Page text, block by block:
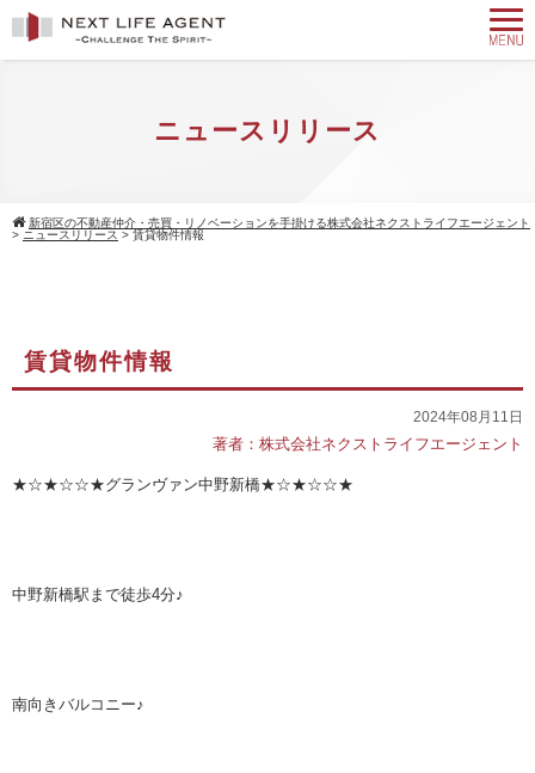
ニュースリリース
新宿区の不動産仲介・売買・リノベーションを手掛ける株式会社ネクストライフエージェント
> ニュースリリース > 賃貸物件情報
賃貸物件情報
2024年08月11日
著者：株式会社ネクストライフエージェント
★☆★☆☆★グランヴァン中野新橋★☆★☆☆★
中野新橋駅まで徒歩4分♪
南向きバルコニー♪